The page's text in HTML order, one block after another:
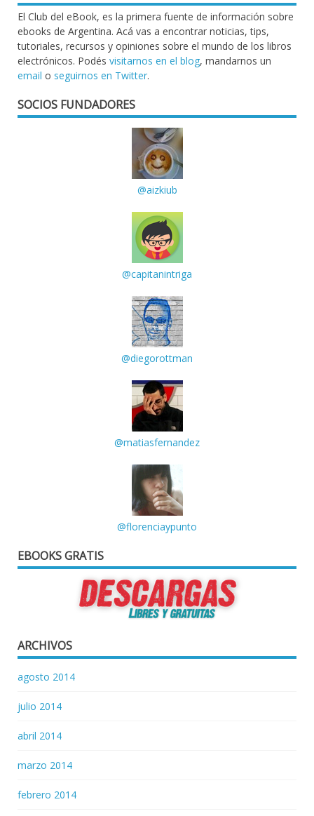
El Club del eBook, es la primera fuente de información sobre
ebooks de Argentina. Acá vas a encontrar noticias, tips,
tutoriales, recursos y opiniones sobre el mundo de los libros
electrónicos. Podés visitarnos en el blog, mandarnos un
email o seguirnos en Twitter.
SOCIOS FUNDADORES
@aizkiub
@capitanintriga
@diegorottman
@matiasfernandez
@florenciaypunto
EBOOKS GRATIS
ARCHIVOS
agosto 2014
julio 2014
abril 2014
marzo 2014
febrero 2014